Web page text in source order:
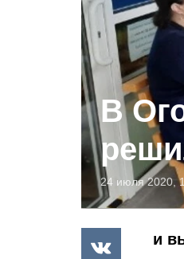
В
24 июля 2020,
и